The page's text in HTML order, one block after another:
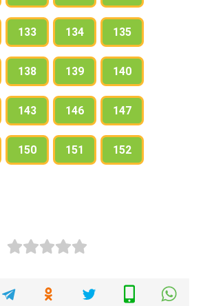
133 134 135
138 139 140
143 146 147
150 151 152